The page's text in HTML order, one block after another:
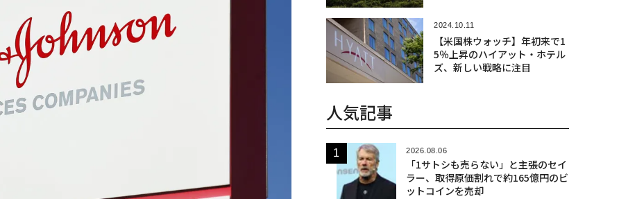
2024.10.11
【米国株ウォッチ】年初来で1
5％上昇のハイアット・ホテル
ズ、新しい戦略に注目
人気記事
2026.08.06
「1サトシも売らない」と主張のセイ
ラー、取得原価割れで約165億円のビ
ットコインを売却